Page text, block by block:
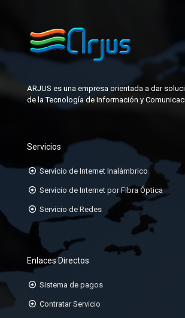
FACEPLATE
JACK-RJ45
ORGANIZADORES HORIZONTALES
ORGANIZADORES VERTICALES
PATCHCORD TP CAT6A, 6, 5E
PATCHPANEL DE 24 Ó 48 PUERTOS
RACK DE 19
KIT DE FABRICACIÓN DE CONECTORES
ARJUS es una empresa orientada a dar
de la Tecnología de Información y
Servicios
Servicio de Internet Inalámbrico
Servicio de Internet por Fibra Óptica
Servicio de Redes
Enlaces Directos
Sistema de pagos
Contratar Servicio